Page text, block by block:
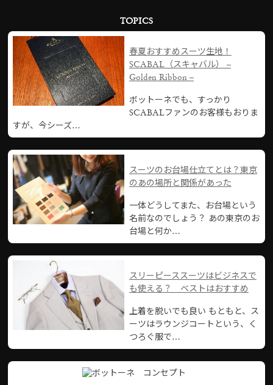
TOPICS
春夏おすすめスーツ生地！
SCABAL（スキャバル） –
Golden Ribbon –
ボットーネでも、すっかり
SCABALファンのお客様もおりま
すが、今シーズ…
スーツのお台場仕立てとは？東京
のあの場所と関係があった
一体どうしてまた、お台場という
名前なのでしょう？ あの東京のお
台場と何か…
スリーピーススーツはビジネスで
も使える？ ベストはおすすめ
上着を脱いでも良い もともと、ス
ーツはラウンジコートという、く
つろぐ服で…